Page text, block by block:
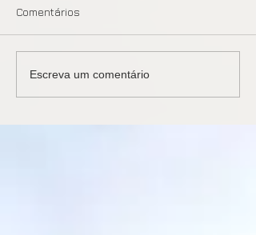
Comentários
Escreva um comentário